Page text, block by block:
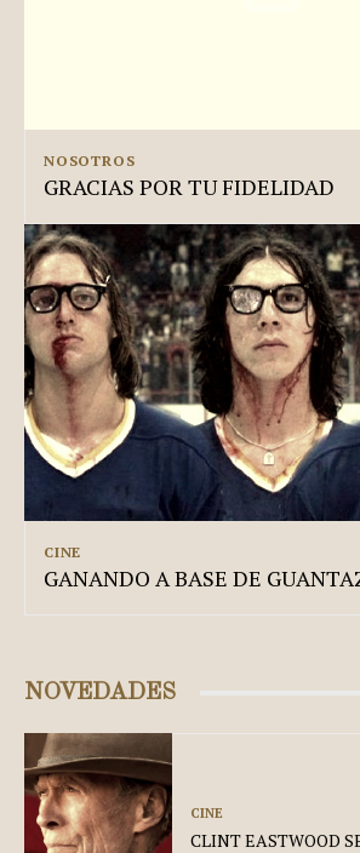
NOSOTROS
GRACIAS POR TU FIDELIDAD
CINE
GANANDO A BASE DE
NOVEDADES
CINE
CLINT EASTWOOD